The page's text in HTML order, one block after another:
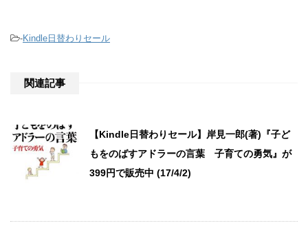
-Kindle日替わりセール
関連記事
【Kindle日替わりセール】岸見一郎(著)『子ど
もをのばすアドラーの言葉 子育ての勇気』が
399円で販売中 (17/4/2)